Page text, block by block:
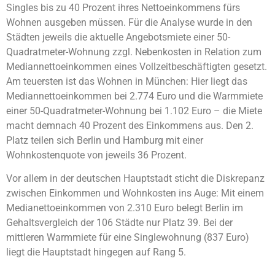
Singles bis zu 40 Prozent ihres Nettoeinkommens fürs
Wohnen ausgeben müssen. Für die Analyse wurde in den
Städten jeweils die aktuelle Angebotsmiete einer 50-
Quadratmeter-Wohnung zzgl. Nebenkosten in Relation zum
Mediannettoeinkommen eines Vollzeitbeschäftigten gesetzt.
Am teuersten ist das Wohnen in München: Hier liegt das
Mediannettoeinkommen bei 2.774 Euro und die Warmmiete
einer 50-Quadratmeter-Wohnung bei 1.102 Euro – die Miete
macht demnach 40 Prozent des Einkommens aus. Den 2.
Platz teilen sich Berlin und Hamburg mit einer
Wohnkostenquote von jeweils 36 Prozent.
Vor allem in der deutschen Hauptstadt sticht die Diskrepanz
zwischen Einkommen und Wohnkosten ins Auge: Mit einem
Medianettoeinkommen von 2.310 Euro belegt Berlin im
Gehaltsvergleich der 106 Städte nur Platz 39. Bei der
mittleren Warmmiete für eine Singlewohnung (837 Euro)
liegt die Hauptstadt hingegen auf Rang 5.